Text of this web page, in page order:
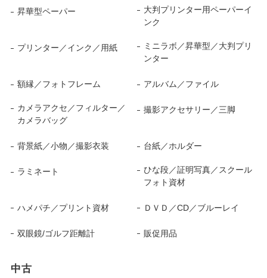
昇華型ペーパー
大判プリンター用ペーパーイ
ンク
プリンター／インク／用紙
ミニラボ／昇華型／大判プリ
ンター
額縁／フォトフレーム アルバム／ファイル
カメラアクセ／フィルター／
カメラバッグ
撮影アクセサリー／三脚
背景紙／小物／撮影衣装 台紙／ホルダー
ラミネート
ひな段／証明写真／スクール
フォト資材
ハメパチ／プリント資材 ＤＶＤ／CD／ブルーレイ
双眼鏡/ゴルフ距離計 販促用品
中古